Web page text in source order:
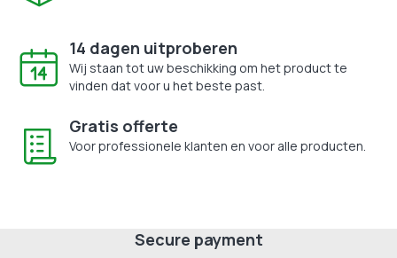
14 dagen uitproberen
Wij staan tot uw beschikking om het product te
vinden dat voor u het beste past.
Gratis offerte
Voor professionele klanten en voor alle producten.
Secure payment